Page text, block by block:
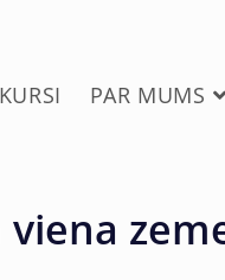
PAR MUMS